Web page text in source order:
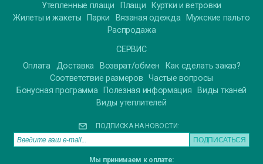
Утепленные плащи
Плащи
Куртки и ветровки
Жилеты и жакеты
Парки Вязаная одежда
Мужские пальто
Распродажа
СЕРВИС
Оплата Доставка Возврат/обмен
Как сделать заказ?
Соответствие размеров
Частые вопросы
Бонусная программа
Полезная информация
Виды тканей
Виды утеплителей
ПОДПИСКА НА НОВОСТИ:
Мы принимаем к оплате: